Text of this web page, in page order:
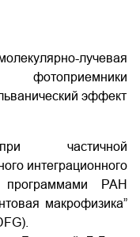
лучевая
фотоприемники
эффект
частичной
интеграционного
РАН
макрофизика”